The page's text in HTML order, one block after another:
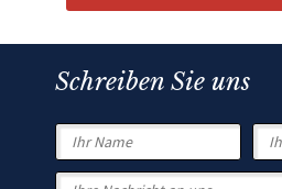
Schreiben Sie uns